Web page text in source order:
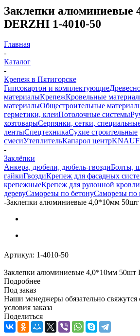
Заклепки алюминиевые
DERZHI 1-4010-50
Главная
-
Каталог
-
Крепеж в Пятигорске
Гипсокартон и комплектующие
материалыКрепежКровельные
материалыОбщестроительные
герметики, клеиПотолочные системы
хозтоварыСерпянки, сетки,
лентыСпецтехникаСухие строительные
смесиУтеплительКапарол центрKNAUF
-
Заклёпки
Анкера, дюбели, дюбель-гвоздиБолты,
гайкиГвоздиКрепеж для фасадных
крепежныеКрепеж для рулонной кровли
деревуСаморезы по бетонуСаморезы по
-Заклепки алюминиевые 4,0*10мм
Артикул: 1-4010-50
Заклепки алюминиевые 4,0*10мм 50шт
Подробнее
Под заказ
Наши менеджеры обязательно свяжутся
условия заказа
Поделиться